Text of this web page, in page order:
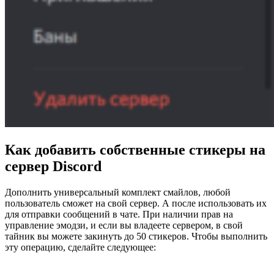
Как добавить собственные стикеры на
сервер Discord
Дополнить универсальный комплект смайлов, любой
пользователь сможет на свой сервер. А после использовать их
для отправки сообщений в чате. При наличии прав на
управление эмодзи, и если вы владеете сервером, в свой
тайник вы можете закинуть до 50 стикеров. Чтобы выполнить
эту операцию, сделайте следующее: